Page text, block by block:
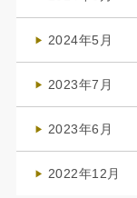
2024年5月
2023年7月
2023年6月
2022年12月